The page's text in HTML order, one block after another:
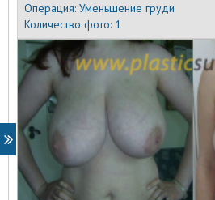
Операция:Уменьшение груди
Количество фото: 1